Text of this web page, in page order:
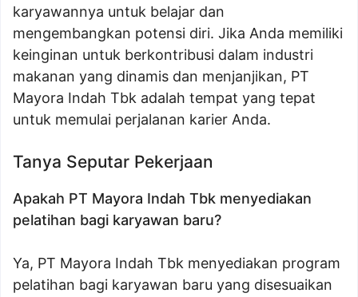
karyawannya untuk belajar dan
mengembangkan potensi diri. Jika Anda memiliki
keinginan untuk berkontribusi dalam industri
makanan yang dinamis dan menjanjikan, PT
Mayora Indah Tbk adalah tempat yang tepat
untuk memulai perjalanan karier Anda.
Tanya Seputar Pekerjaan
Apakah PT Mayora Indah Tbk menyediakan
pelatihan bagi karyawan baru?
Ya, PT Mayora Indah Tbk menyediakan program
pelatihan bagi karyawan baru yang disesuaikan